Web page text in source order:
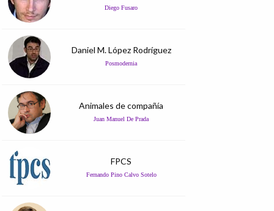
Diego Fusaro
Daniel M. López Rodríguez
Posmodernia
Animales de compañía
Juan Manuel De Prada
FPCS
Fernando Pino Calvo Sotelo